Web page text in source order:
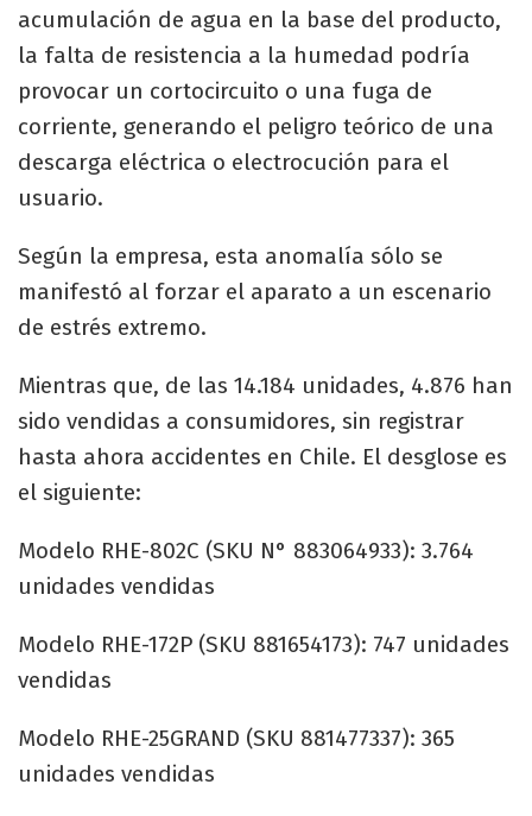
acumulación de agua en la base del producto,
la falta de resistencia a la humedad podría
provocar un cortocircuito o una fuga de
corriente, generando el peligro teórico de una
descarga eléctrica o electrocución para el
usuario.
Según la empresa, esta anomalía sólo se
manifestó al forzar el aparato a un escenario
de estrés extremo.
Mientras que, de las 14.184 unidades, 4.876 han
sido vendidas a consumidores, sin registrar
hasta ahora accidentes en Chile. El desglose es
el siguiente:
Modelo RHE-802C (SKU N° 883064933): 3.764
unidades vendidas
Modelo RHE-172P (SKU 881654173): 747 unidades
vendidas
Modelo RHE-25GRAND (SKU 881477337): 365
unidades vendidas